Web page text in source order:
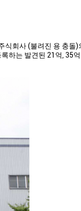
회사 (불려진 용 충
하는 발견된 21억, 35